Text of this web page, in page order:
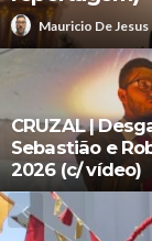
Mauricio De Jesus
CRUZAL |
Sebastião e
2026 (c/ vídeo)